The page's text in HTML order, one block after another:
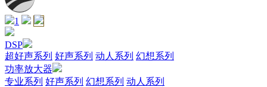
1
DSP
超好声系列 好声系列 动人系列 幻想系列
功率放大器
专业系列 好声系列 幻想系列 动人系列